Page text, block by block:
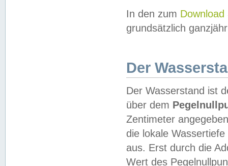
In den zum Download
grundsätzlich
Der
Der Wasserstand ist
über dem
Zentimeter
die lokale
aus. Erst durch die
Wert des